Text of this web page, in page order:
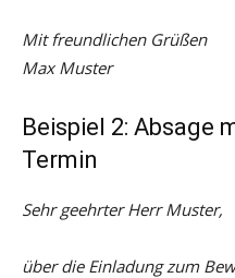
Mit freundlichen Grüßen
Max Muster
Beispiel 2: Absage
Termin
Sehr geehrter Herr Muster,
über die Einladung zum